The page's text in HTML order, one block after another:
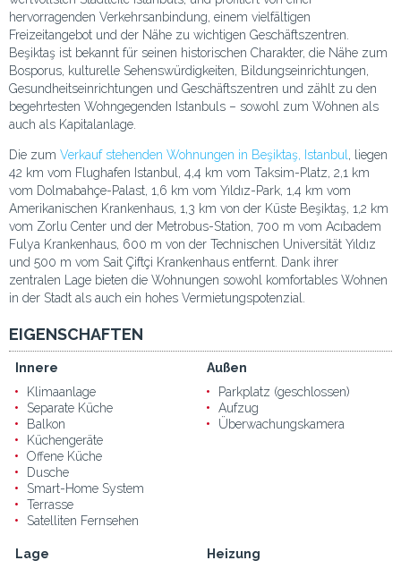
hervorragenden Verkehrsanbindung, einem vielfältigen
Freizeitangebot und der Nähe zu wichtigen Geschäftszentren.
Beşiktaş ist bekannt für seinen historischen Charakter, die Nähe zum
Bosporus, kulturelle Sehenswürdigkeiten, Bildungseinrichtungen,
Gesundheitseinrichtungen und Geschäftszentren und zählt zu den
begehrtesten Wohngegenden Istanbuls – sowohl zum Wohnen als
auch als Kapitalanlage.
Die zum Verkauf stehenden Wohnungen in Beşiktaş, Istanbul , liegen
42 km vom Flughafen Istanbul, 4,4 km vom Taksim-Platz, 2,1 km
vom Dolmabahçe-Palast, 1,6 km vom Yıldız-Park, 1,4 km vom
Amerikanischen Krankenhaus, 1,3 km von der Küste Beşiktaş, 1,2 km
vom Zorlu Center und der Metrobus-Station, 700 m vom Acıbadem
Fulya Krankenhaus, 600 m von der Technischen Universität Yıldız
und 500 m vom Sait Çiftçi Krankenhaus entfernt. Dank ihrer
zentralen Lage bieten die Wohnungen sowohl komfortables Wohnen
in der Stadt als auch ein hohes Vermietungspotenzial.
EIGENSCHAFTEN
Innere
Klimaanlage
Separate Küche
Balkon
Küchengeräte
Offene Küche
Dusche
Smart-Home System
Terrasse
Satelliten Fernsehen
Außen
Parkplatz (geschlossen)
Aufzug
Überwachungskamera
Lage
Heizung